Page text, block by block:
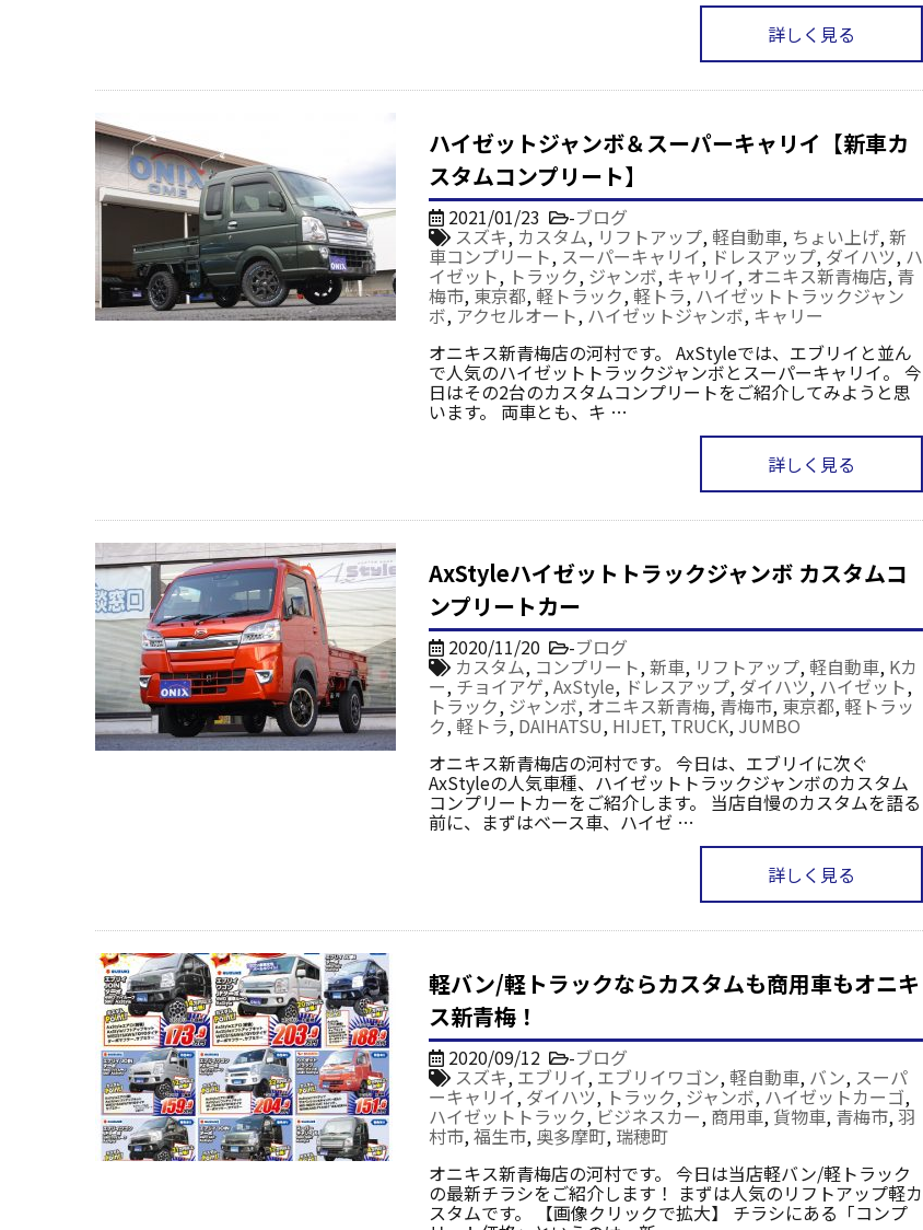
詳しく見る
ハイゼットジャンボ＆スーパーキャリイ【新車カ
スタムコンプリート】
2021/01/23 -ブログ
スズキ,カスタム, リフトアップ, 軽自動車, ちょい上げ,新
車コンプリート, スーパーキャリイ, ドレスアップ, ダイハツ, ハ
イゼット, トラック, ジャンボ, キャリイ, オニキス新青梅店,青
梅市, 東京都, 軽トラック, 軽トラ, ハイゼットトラックジャン
ボ, アクセルオート, ハイゼットジャンボ, キャリー
オニキス新青梅店の河村です。 AxStyleでは、エブリイと並ん
で人気のハイゼットトラックジャンボとスーパーキャリイ。 今
日はその2台のカスタムコンプリートをご紹介してみようと思
います。 両車とも、キ …
詳しく見る
AxStyleハイゼットトラックジャンボ カスタムコ
ンプリートカー
2020/11/20 -ブログ
カスタム, コンプリート,新車, リフトアップ, 軽自動車, Kカ
ー, チョイアゲ,AxStyle, ドレスアップ, ダイハツ, ハイゼット,
トラック, ジャンボ, オニキス新青梅, 青梅市, 東京都, 軽トラッ
ク, 軽トラ, DAIHATSU, HIJET, TRUCK, JUMBO
オニキス新青梅店の河村です。 今日は、エブリイに次ぐ
AxStyleの人気車種、ハイゼットトラックジャンボのカスタム
コンプリートカーをご紹介します。 当店自慢のカスタムを語る
前に、まずはベース車、ハイゼ …
詳しく見る
軽バン/軽トラックならカスタムも商用車もオニキ
ス新青梅！
2020/09/12 -ブログ
スズキ,エブリイ, エブリイワゴン, 軽自動車, バン, スーパ
ーキャリイ, ダイハツ, トラック, ジャンボ, ハイゼットカーゴ,
ハイゼットトラック, ビジネスカー, 商用車, 貨物車, 青梅市,羽
村市,福生市, 奥多摩町, 瑞穂町
オニキス新青梅店の河村です。 今日は当店軽バン/軽トラック
の最新チラシをご紹介します！ まずは人気のリフトアップ軽カ
スタムです。 【画像クリックで拡大】 チラシにある「コンプ